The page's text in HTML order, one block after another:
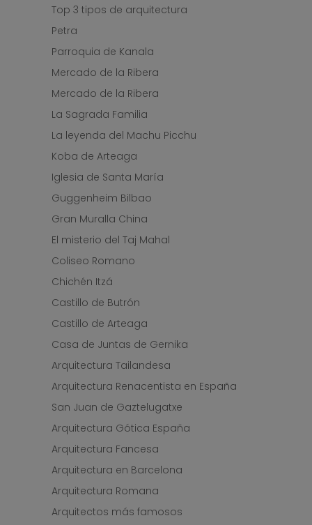
Top 3 tipos de arquitectura
Petra
Parroquia de Kanala
Mercado de la Ribera
Mercado de la Ribera
La Sagrada Familia
La leyenda del Machu Picchu
Koba de Arteaga
Iglesia de Santa María
Guggenheim Bilbao
Gran Muralla China
El misterio del Taj Mahal
Coliseo Romano
Chichén Itzá
Castillo de Butrón
Castillo de Arteaga
Casa de Juntas de Gernika
Arquitectura Tailandesa
Arquitectura Renacentista en España
San Juan de Gaztelugatxe
Arquitectura Gótica España
Arquitectura Fancesa
Arquitectura en Barcelona
Arquitectura Romana
Arquitectos más famosos